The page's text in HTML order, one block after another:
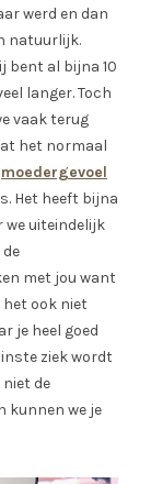
werd en dan
natuurlijk.
bent al bijna 10
langer. Toch
vaak terug
het normaal
moedergevoel
Het heeft bijna
uiteindelijk
met jou want
het ook niet
je heel goed
ziek wordt
de
kunnen we je